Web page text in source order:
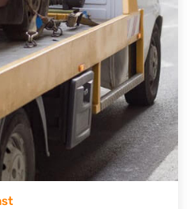
inkoop van auto's van
Alfa Romeo, Audi, BMW,
Ford, Honda, Hyundai,
Mitsubishi, Nissan, Opel,
Seat, Skoda, Suzuki, Tesla,